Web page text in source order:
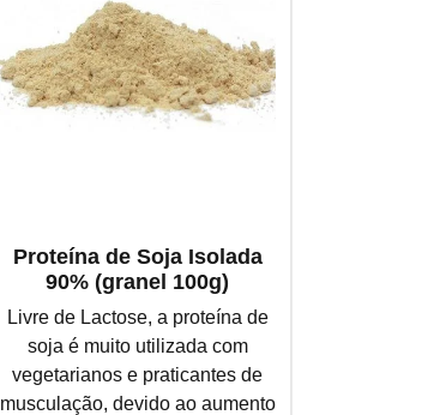
Proteína de Soja Isolada
90% (granel 100g)
Livre de Lactose, a proteína de
soja é muito utilizada com
vegetarianos e praticantes de
musculação, devido ao aumento